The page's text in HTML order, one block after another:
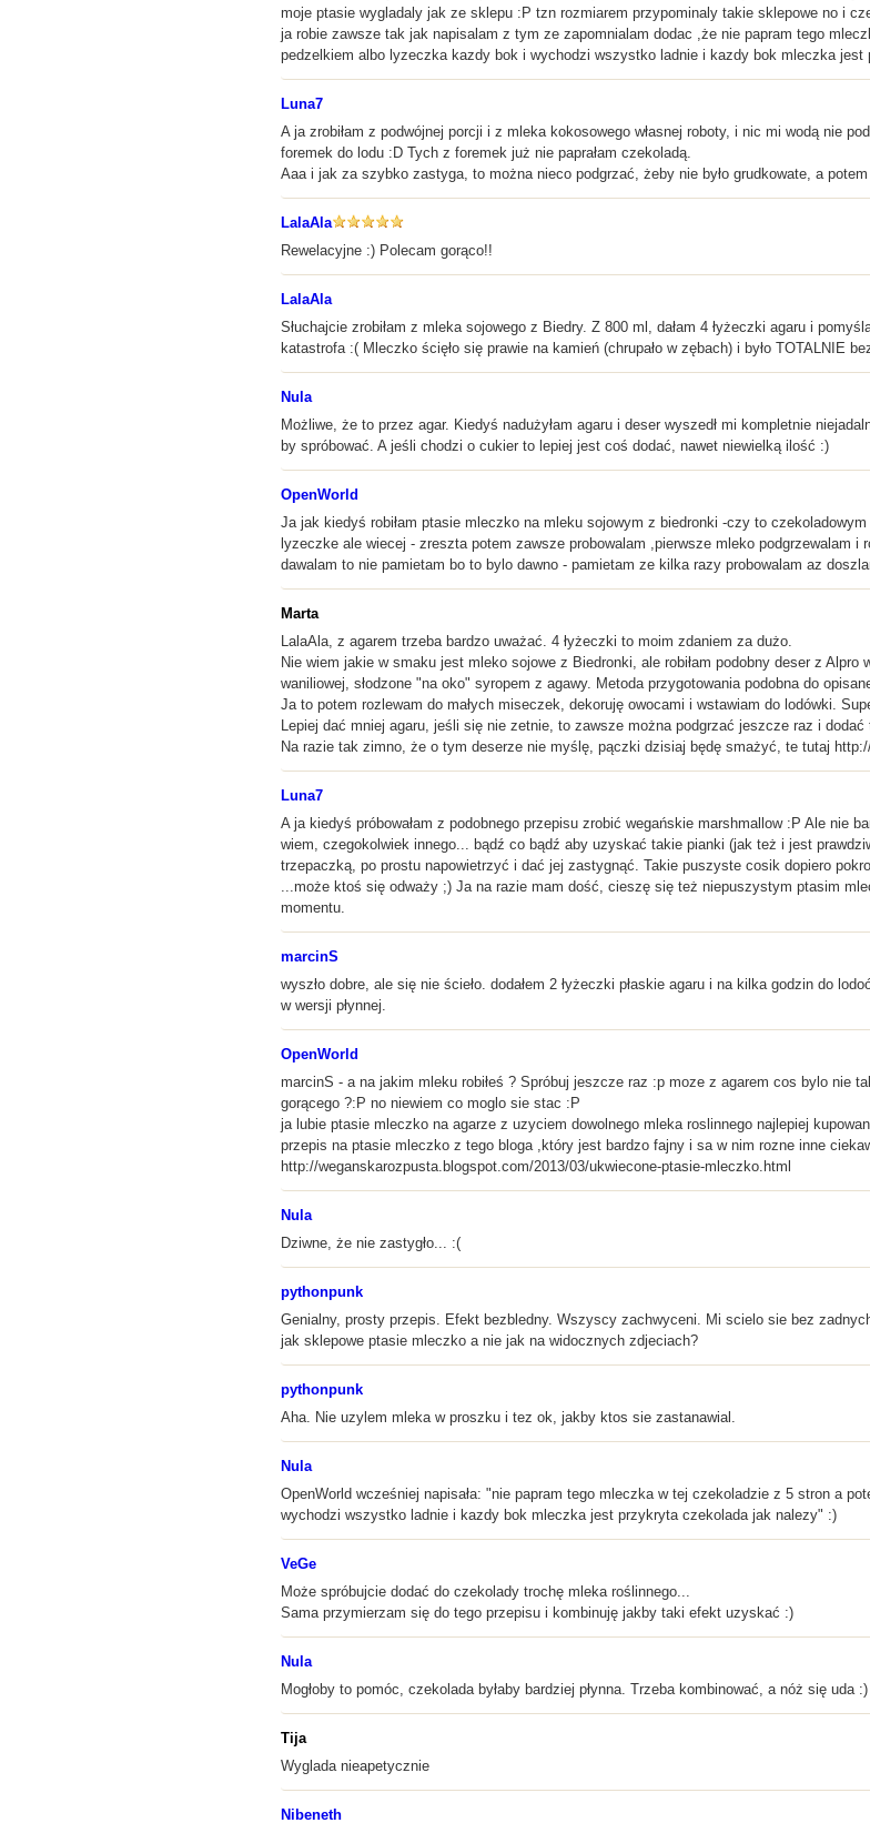
moje ptasie wygladaly jak ze sklepu :P tzn rozmiarem przypominaly takie sklepowe no i
ja robie zawsze tak jak napisalam z tym ze zapomnialam dodac ,że nie papram tego
pedzelkiem albo lyzeczka kazdy bok i wychodzi wszystko ladnie i kazdy bok mleczka
Luna7
A ja zrobiłam z podwójnej porcji i z mleka kokosowego własnej roboty, i nic mi wodą nie
foremek do lodu :D Tych z foremek już nie paprałam czekoladą.
Aaa i jak za szybko zastyga, to można nieco podgrzać, żeby nie było grudkowate, a
LalaAla
Rewelacyjne :) Polecam gorąco!!
LalaAla
Słuchajcie zrobiłam z mleka sojowego z Biedry. Z 800 ml, dałam 4 łyżeczki agaru i
katastrofa :( Mleczko ścięło się prawie na kamień (chrupało w zębach) i było TOTALNIE
Nula
Możliwe, że to przez agar. Kiedyś nadużyłam agaru i deser wyszedł mi kompletnie
by spróbować. A jeśli chodzi o cukier to lepiej jest coś dodać, nawet niewielką ilość :)
OpenWorld
Ja jak kiedyś robiłam ptasie mleczko na mleku sojowym z biedronki -czy to
lyzeczke ale wiecej - zreszta potem zawsze probowalam ,pierwsze mleko podgrzewalam
dawalam to nie pamietam bo to bylo dawno - pamietam ze kilka razy probowalam az
Marta
LalaAla, z agarem trzeba bardzo uważać. 4 łyżeczki to moim zdaniem za dużo.
Nie wiem jakie w smaku jest mleko sojowe z Biedronki, ale robiłam podobny deser z
waniliowej, słodzone "na oko" syropem z agawy. Metoda przygotowania podobna do
Ja to potem rozlewam do małych miseczek, dekoruję owocami i wstawiam do lodówki.
Lepiej dać mniej agaru, jeśli się nie zetnie, to zawsze można podgrzać jeszcze raz i dodać
Na razie tak zimno, że o tym deserze nie myślę, pączki dzisiaj będę smażyć, te tutaj
Luna7
A ja kiedyś próbowałam z podobnego przepisu zrobić wegańskie marshmallow :P Ale nie
wiem, czegokolwiek innego... bądź co bądź aby uzyskać takie pianki (jak też i jest
trzepaczką, po prostu napowietrzyć i dać jej zastygnąć. Takie puszyste cosik dopiero
...może ktoś się odważy ;) Ja na razie mam dość, cieszę się też niepuszystym ptasim
momentu.
marcinS
wyszło dobre, ale się nie ścieło. dodałem 2 łyżeczki płaskie agaru i na kilka godzin do
w wersji płynnej.
OpenWorld
marcinS - a na jakim mleku robiłeś ? Spróbuj jeszcze raz :p moze z agarem cos bylo nie
gorącego ?:P no niewiem co moglo sie stac :P
ja lubie ptasie mleczko na agarze z uzyciem dowolnego mleka roslinnego najlepiej
przepis na ptasie mleczko z tego bloga ,który jest bardzo fajny i sa w nim rozne inne
http://weganskarozpusta.blogspot.com/2013/03/ukwiecone-ptasie-mleczko.html
Nula
Dziwne, że nie zastygło... :(
pythonpunk
Genialny, prosty przepis. Efekt bezbledny. Wszyscy zachwyceni. Mi scielo sie bez
jak sklepowe ptasie mleczko a nie jak na widocznych zdjeciach?
pythonpunk
Aha. Nie uzylem mleka w proszku i tez ok, jakby ktos sie zastanawial.
Nula
OpenWorld wcześniej napisała: "nie papram tego mleczka w tej czekoladzie z 5 stron a
wychodzi wszystko ladnie i kazdy bok mleczka jest przykryta czekolada jak nalezy" :)
VeGe
Może spróbujcie dodać do czekolady trochę mleka roślinnego...
Sama przymierzam się do tego przepisu i kombinuję jakby taki efekt uzyskać :)
Nula
Mogłoby to pomóc, czekolada byłaby bardziej płynna. Trzeba kombinować, a nóż się uda :)
Tija
Wyglada nieapetycznie
Nibeneth